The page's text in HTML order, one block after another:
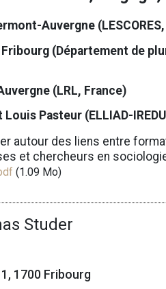
Auvergne
(Département de
(LRL, France)
Pasteur (ELLIAD-
autour des liens entre
et chercheurs en
(1.09 Mo)
Studer
1700 Fribourg